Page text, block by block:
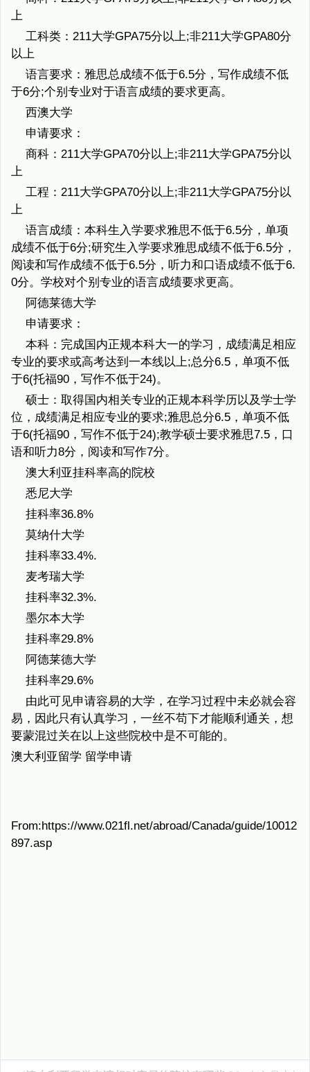
上
工科类：211大学GPA75分以上;非211大学GPA80分
以上
语言要求：雅思总成绩不低于6.5分，写作成绩不低
于6分;个别专业对于语言成绩的要求更高。
西澳大学
申请要求：
商科：211大学GPA70分以上;非211大学GPA75分以
上
工程：211大学GPA70分以上;非211大学GPA75分以
上
语言成绩：本科生入学要求雅思不低于6.5分，单项
成绩不低于6分;研究生入学要求雅思成绩不低于6.5分，
阅读和写作成绩不低于6.5分，听力和口语成绩不低于6.
0分。学校对个别专业的语言成绩要求更高。
阿德莱德大学
申请要求：
本科：完成国内正规本科大一的学习，成绩满足相应
专业的要求或高考达到一本线以上;总分6.5，单项不低
于6(托福90，写作不低于24)。
硕士：取得国内相关专业的正规本科学历以及学士学
位，成绩满足相应专业的要求;雅思总分6.5，单项不低
于6(托福90，写作不低于24);教学硕士要求雅思7.5，口
语和听力8分，阅读和写作7分。
澳大利亚挂科率高的院校
悉尼大学
挂科率36.8%
莫纳什大学
挂科率33.4%.
麦考瑞大学
挂科率32.3%.
墨尔本大学
挂科率29.8%
阿德莱德大学
挂科率29.6%
由此可见申请容易的大学，在学习过程中未必就会容
易，因此只有认真学习，一丝不苟下才能顺利通关，想
要蒙混过关在以上这些院校中是不可能的。
澳大利亚留学 留学申请
From:https://www.021fl.net/abroad/Canada/guide/10012
897.asp